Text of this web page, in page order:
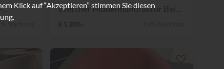
Nachlass
Werther Möbelmanufaktur Bei...
€ 1.200,-
Klick auf “Akzeptieren” stimmen Sie diesen